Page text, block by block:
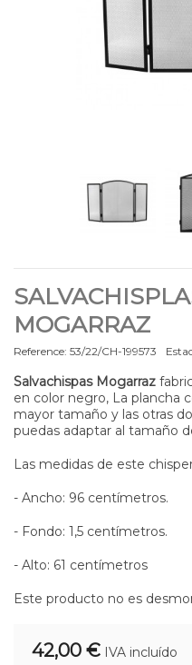
MOGARRAZ
Reference: 53/22/CH-199573
Salvachispas Mogarraz
en color negro, La plancha
mayor tamaño y las otras
puedas adaptar al tamaño
Las medidas de este
- Ancho: 96 centímetros.
- Fondo: 1,5 centímetros.
- Alto: 61 centímetros
Este producto no es
42,00 € IVA incluído